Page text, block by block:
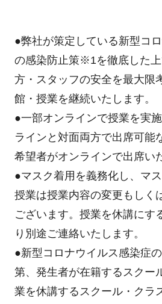
●弊社が策定している新型コ
の感染防止策※1を徹底した
方・スタッフの安全を最大限
館・授業を継続いたします。
●一部オンラインで授業を実
ラインと対面両方で出席可能
希望者がオンラインで出席い
●マスク着用を義務化し、マ
授業は授業内容の変更もしく
ございます。授業を休講にす
り別途ご連絡いたします。
●新型コロナウイルス感染症
第、発生者が在籍するスクー
業を休講するスクール・クラ